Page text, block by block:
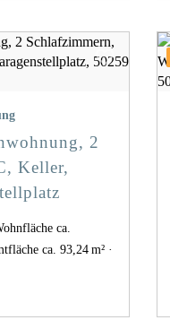
2
Keller,
ca.
ca. 93,24 m²